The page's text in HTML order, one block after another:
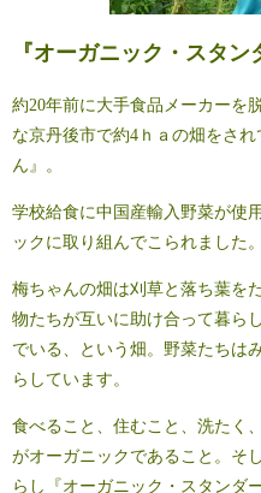
『オーガニック・スタ
約20年前に大手食品メーカーを
な京丹後市で約4ｈａの畑をさ
ん』。
学校給食に中国産輸入野菜が使
ックに取り組んでこられました。
梅ちゃんの畑は刈草と落ち葉を
物たちが互いに助け合って暮ら
でいる、という畑。野菜たちは
らしています。
食べること、住むこと、洗たく
がオーガニックであること。そ
らし『オーガニック・スタンダ